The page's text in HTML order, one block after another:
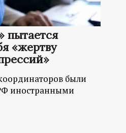
пытается
«жертву
были
иностранными